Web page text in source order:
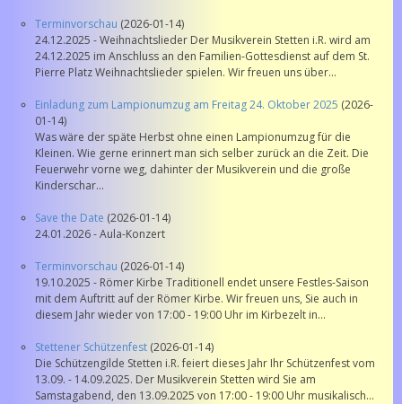
Terminvorschau (2026-01-14)
24.12.2025 - Weihnachtslieder Der Musikverein Stetten i.R. wird am
24.12.2025 im Anschluss an den Familien-Gottesdienst auf dem St.
Pierre Platz Weihnachtslieder spielen. Wir freuen uns über...
Einladung zum Lampionumzug am Freitag 24. Oktober 2025 (2026-
01-14)
Was wäre der späte Herbst ohne einen Lampionumzug für die
Kleinen. Wie gerne erinnert man sich selber zurück an die Zeit. Die
Feuerwehr vorne weg, dahinter der Musikverein und die große
Kinderschar...
Save the Date (2026-01-14)
24.01.2026 - Aula-Konzert
Terminvorschau (2026-01-14)
19.10.2025 - Römer Kirbe Traditionell endet unsere Festles-Saison
mit dem Auftritt auf der Römer Kirbe. Wir freuen uns, Sie auch in
diesem Jahr wieder von 17:00 - 19:00 Uhr im Kirbezelt in...
Stettener Schützenfest (2026-01-14)
Die Schützengilde Stetten i.R. feiert dieses Jahr Ihr Schützenfest vom
13.09. - 14.09.2025. Der Musikverein Stetten wird Sie am
Samstagabend, den 13.09.2025 von 17:00 - 19:00 Uhr musikalisch...